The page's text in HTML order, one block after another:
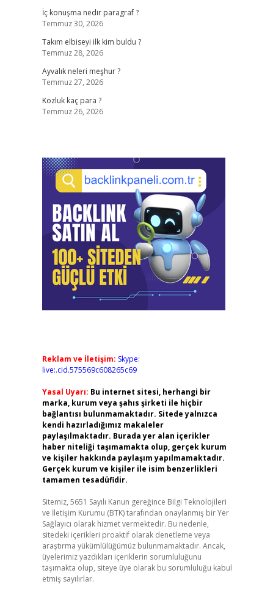
İç konuşma nedir paragraf ?
Temmuz 30, 2026
Takım elbiseyi ilk kim buldu ?
Temmuz 28, 2026
Ayvalık neleri meşhur ?
Temmuz 27, 2026
Kozluk kaç para ?
Temmuz 26, 2026
Reklam ve İletişim: Skype:
live:.cid.575569c608265c69
Yasal Uyarı: Bu internet sitesi, herhangi bir
marka, kurum veya şahıs şirketi ile hiçbir
bağlantısı bulunmamaktadır. Sitede yalnızca
kendi hazırladığımız makaleler
paylaşılmaktadır. Burada yer alan içerikler
haber niteliği taşımamakta olup, gerçek kurum
ve kişiler hakkında paylaşım yapılmamaktadır.
Gerçek kurum ve kişiler ile isim benzerlikleri
tamamen tesadüfidir.
Sitemiz, 5651 Sayılı Kanun gereğince Bilgi Teknolojileri
ve İletişim Kurumu (BTK) tarafından onaylanmış bir Yer
Sağlayıcı olarak hizmet vermektedir. Bu nedenle,
sitedeki içerikleri proaktif olarak denetleme veya
araştırma yükümlülüğümüz bulunmamaktadır. Ancak,
üyelerimiz yazdıkları içeriklerin sorumluluğunu
taşımakta olup, siteye üye olarak bu sorumluluğu kabul
etmiş sayılırlar.